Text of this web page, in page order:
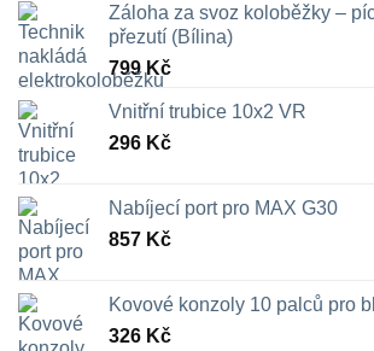
Záloha za svoz koloběžky –
přezutí (Bílina)
799Kč
Vnitřní trubice 10x2 VR
296 Kč
Nabíjecí port pro MAX G30
857 Kč
Kovové konzoly 10 palců pro
326 Kč